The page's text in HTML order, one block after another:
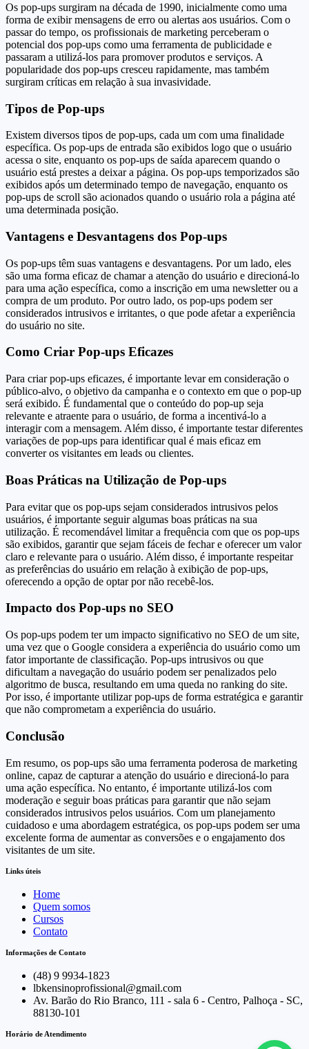
Os pop-ups surgiram na década de 1990, inicialmente como uma
forma de exibir mensagens de erro ou alertas aos usuários. Com o
passar do tempo, os profissionais de marketing perceberam o
potencial dos pop-ups como uma ferramenta de publicidade e
passaram a utilizá-los para promover produtos e serviços. A
popularidade dos pop-ups cresceu rapidamente, mas também
surgiram críticas em relação à sua invasividade.
Tipos de Pop-ups
Existem diversos tipos de pop-ups, cada um com uma finalidade
específica. Os pop-ups de entrada são exibidos logo que o usuário
acessa o site, enquanto os pop-ups de saída aparecem quando o
usuário está prestes a deixar a página. Os pop-ups temporizados são
exibidos após um determinado tempo de navegação, enquanto os
pop-ups de scroll são acionados quando o usuário rola a página até
uma determinada posição.
Vantagens e Desvantagens dos Pop-ups
Os pop-ups têm suas vantagens e desvantagens. Por um lado, eles
são uma forma eficaz de chamar a atenção do usuário e direcioná-lo
para uma ação específica, como a inscrição em uma newsletter ou a
compra de um produto. Por outro lado, os pop-ups podem ser
considerados intrusivos e irritantes, o que pode afetar a experiência
do usuário no site.
Como Criar Pop-ups Eficazes
Para criar pop-ups eficazes, é importante levar em consideração o
público-alvo, o objetivo da campanha e o contexto em que o pop-up
será exibido. É fundamental que o conteúdo do pop-up seja
relevante e atraente para o usuário, de forma a incentivá-lo a
interagir com a mensagem. Além disso, é importante testar diferentes
variações de pop-ups para identificar qual é mais eficaz em
converter os visitantes em leads ou clientes.
Boas Práticas na Utilização de Pop-ups
Para evitar que os pop-ups sejam considerados intrusivos pelos
usuários, é importante seguir algumas boas práticas na sua
utilização. É recomendável limitar a frequência com que os pop-ups
são exibidos, garantir que sejam fáceis de fechar e oferecer um valor
claro e relevante para o usuário. Além disso, é importante respeitar
as preferências do usuário em relação à exibição de pop-ups,
oferecendo a opção de optar por não recebê-los.
Impacto dos Pop-ups no SEO
Os pop-ups podem ter um impacto significativo no SEO de um site,
uma vez que o Google considera a experiência do usuário como um
fator importante de classificação. Pop-ups intrusivos ou que
dificultam a navegação do usuário podem ser penalizados pelo
algoritmo de busca, resultando em uma queda no ranking do site.
Por isso, é importante utilizar pop-ups de forma estratégica e garantir
que não comprometam a experiência do usuário.
Conclusão
Em resumo, os pop-ups são uma ferramenta poderosa de marketing
online, capaz de capturar a atenção do usuário e direcioná-lo para
uma ação específica. No entanto, é importante utilizá-los com
moderação e seguir boas práticas para garantir que não sejam
considerados intrusivos pelos usuários. Com um planejamento
cuidadoso e uma abordagem estratégica, os pop-ups podem ser uma
excelente forma de aumentar as conversões e o engajamento dos
visitantes de um site.
Links úteis
Home
Quem somos
Cursos
Contato
Informações de Contato
(48) 9 9934-1823
lbkensinoprofissional@gmail.com
Av. Barão do Rio Branco, 111 - sala 6 - Centro, Palhoça - SC,
88130-101
Horário de Atendimento